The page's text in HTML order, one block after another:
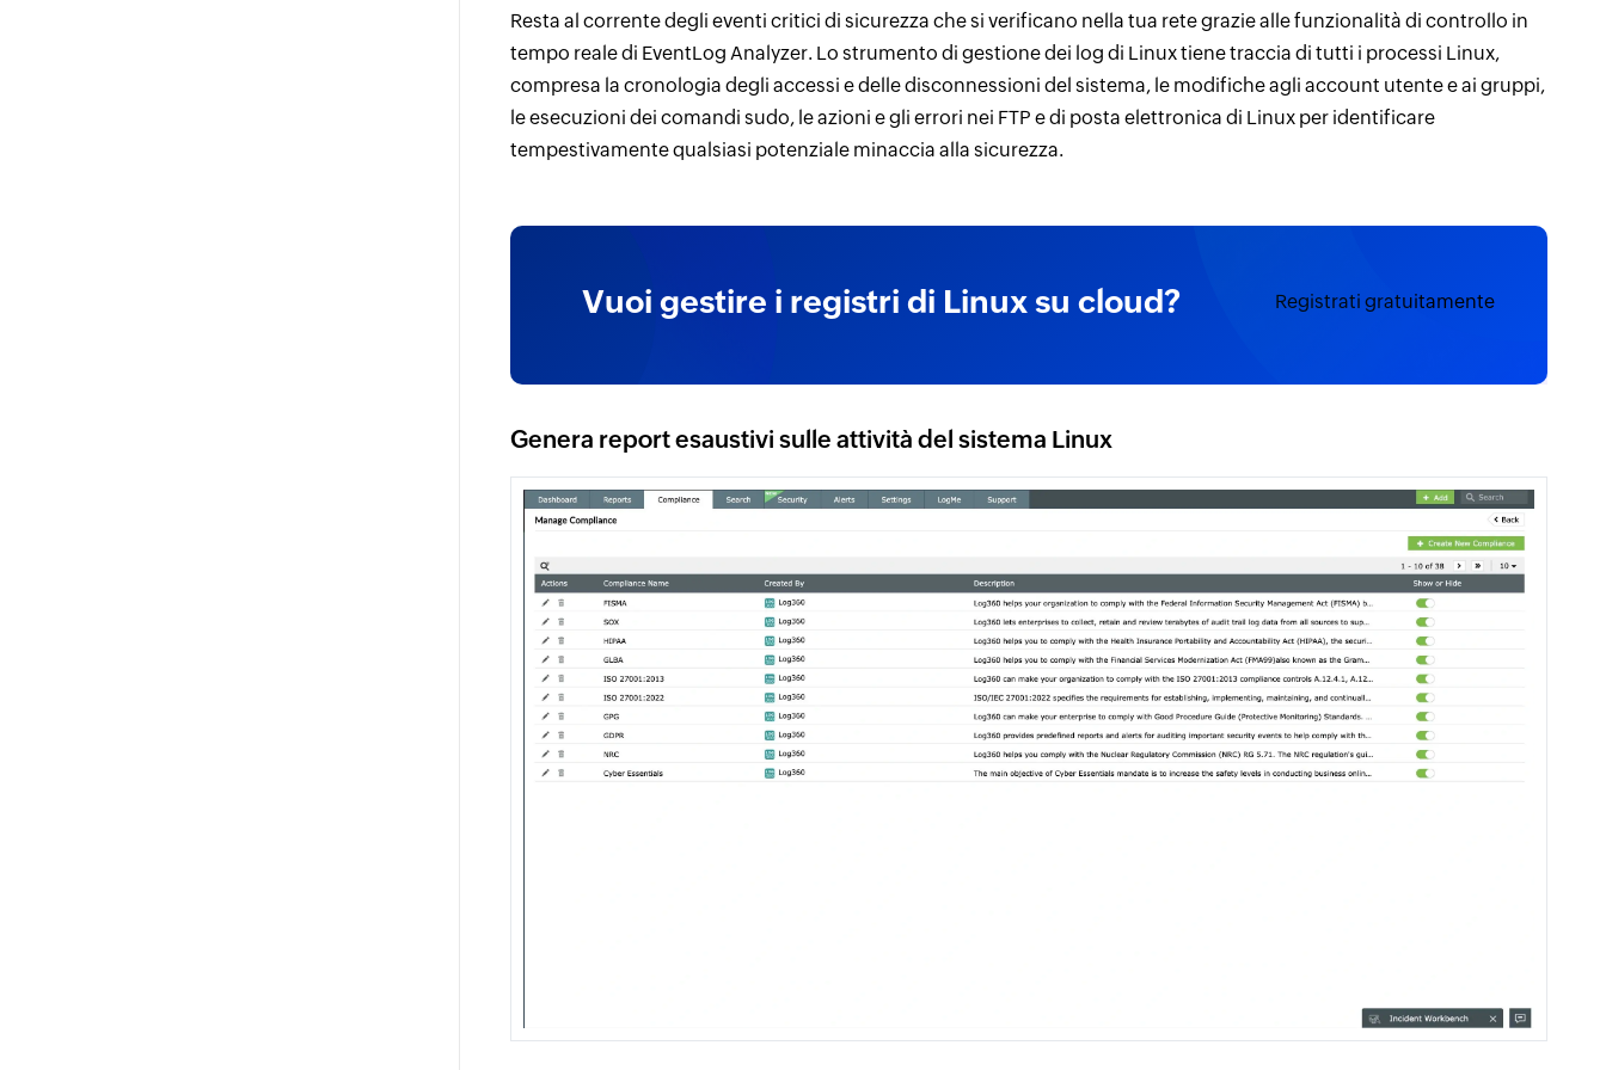
Resta al corrente degli eventi critici di sicurezza che si verificano nella tua rete grazie alle funzionalità di controllo in
tempo reale di EventLog Analyzer. Lo strumento di gestione dei log di Linux tiene traccia di tutti i processi Linux,
compresa la cronologia degli accessi e delle disconnessioni del sistema, le modifiche agli account utente e ai gruppi,
le esecuzioni dei comandi sudo, le azioni e gli errori nei FTP e di posta elettronica di Linux per identificare
tempestivamente qualsiasi potenziale minaccia alla sicurezza.
Vuoi gestire i registri di Linux su cloud? Registrati gratuitamente
Genera report esaustivi sulle attività del sistema Linux